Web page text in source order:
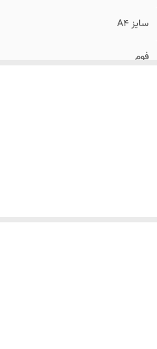
سایز A4
فوم